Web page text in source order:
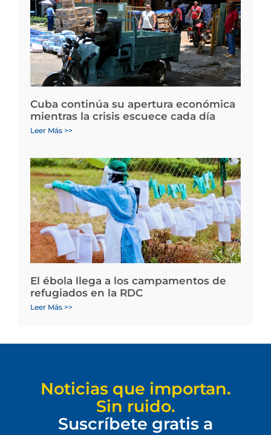
Cuba continúa su apertura económica
mientras la crisis escuece cada día
Leer Más >>
El ébola llega a los campamentos de
refugiados en la RDC
Leer Más >>
Noticias que importan.
Sin ruido.
Suscríbete gratis a